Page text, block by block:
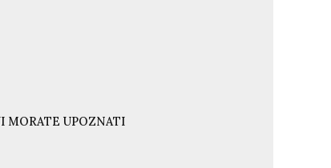
MORATE UPOZNATI